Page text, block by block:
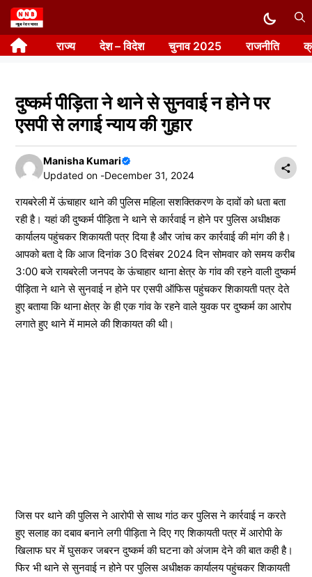
Skip
to
content राज्य देश – विदेश चुनाव 2025 राजनीति
दुष्कर्म पीड़िता ने थाने से सुनवाई न होने पर
एसपी से लगाई न्याय की गुहार
Manisha Kumari
Updated on -December 31, 2024
रायबरेली में ऊंचाहार थाने की पुलिस महिला सशक्तिकरण के दावों को धता बता
रही है। यहां की दुष्कर्म पीड़िता ने थाने से कार्रवाई न होने पर पुलिस अधीक्षक
कार्यालय पहुंचकर शिकायती पत्र दिया है और जांच कर कार्रवाई की मांग की है।
आपको बता दे कि आज दिनांक 30 दिसंबर 2024 दिन सोमवार को समय करीब
3:00 बजे रायबरेली जनपद के ऊंचाहार थाना क्षेत्र के गांव की रहने वाली दुष्कर्म
पीड़िता ने थाने से सुनवाई न होने पर एसपी ऑफिस पहुंचकर शिकायती पत्र देते
हुए बताया कि थाना क्षेत्र के ही एक गांव के रहने वाले युवक पर दुष्कर्म का आरोप
लगाते हुए थाने में मामले की शिकायत की थी।
जिस पर थाने की पुलिस ने आरोपी से साथ गांठ कर पुलिस ने कार्रवाई न करते
हुए सलाह का दबाव बनाने लगी पीड़िता ने दिए गए शिकायती पत्र में आरोपी के
खिलाफ घर में घुसकर जबरन दुष्कर्म की घटना को अंजाम देने की बात कही है।
फिर भी थाने से सुनवाई न होने पर पुलिस अधीक्षक कार्यालय पहुंचकर शिकायती